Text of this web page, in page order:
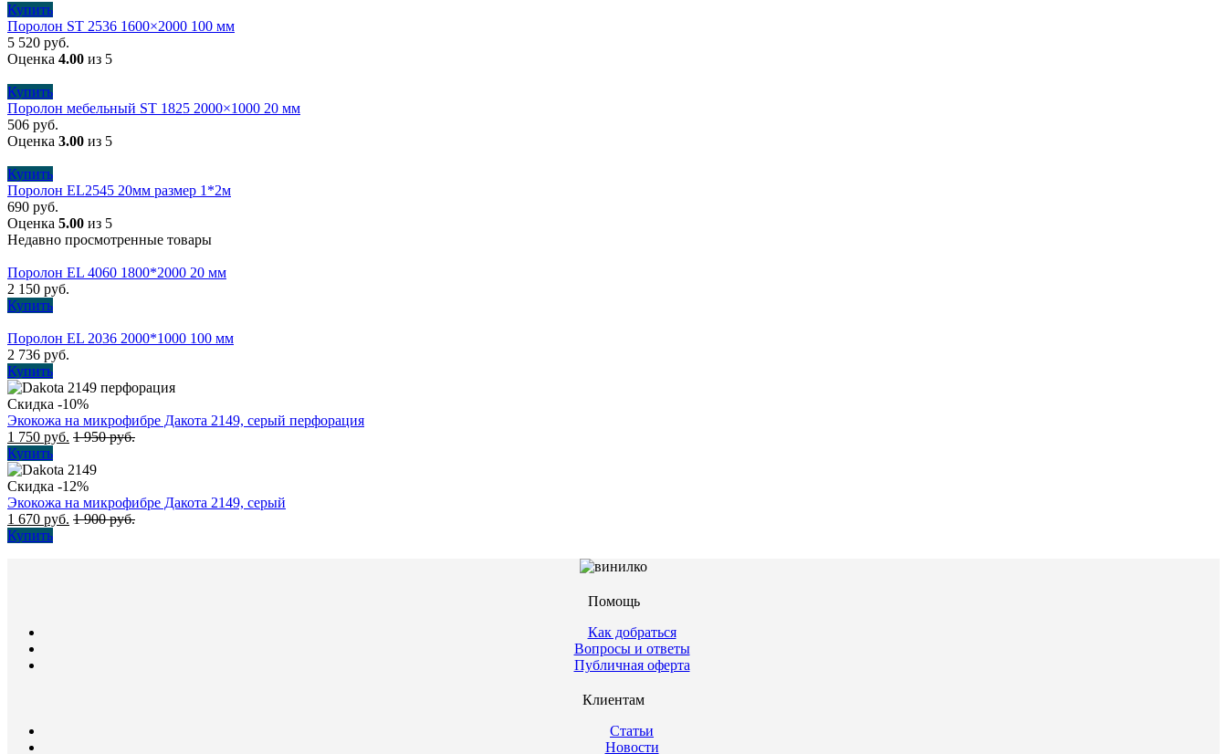
Купить
Поролон ST 2536 1600×2000 100 мм
5 520 руб.
Оценка 4.00 из 5
Купить
Поролон мебельный ST 1825 2000×1000 20 мм
506 руб.
Оценка 3.00 из 5
Купить
Поролон EL2545 20мм размер 1*2м
690 руб.
Оценка 5.00 из 5
Недавно просмотренные товары
Поролон EL 4060 1800*2000 20 мм
2 150 руб.
Купить
Поролон EL 2036 2000*1000 100 мм
2 736 руб.
Купить
Скидка -10%
Экокожа на микрофибре Дакота 2149, серый перфорация
1 750 руб. 1 950руб.
Купить
Скидка -12%
Экокожа на микрофибре Дакота 2149, серый
1 670 руб. 1 900руб.
Купить
Помощь
Как добраться
Вопросы и ответы
Публичная оферта
Клиентам
Статьи
Новости